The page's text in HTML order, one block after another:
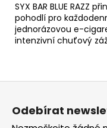
SYX BAR BLUE RAZZ
pohodlí pro
jednorázovou e-
intenzivní chuťový
Odebírat